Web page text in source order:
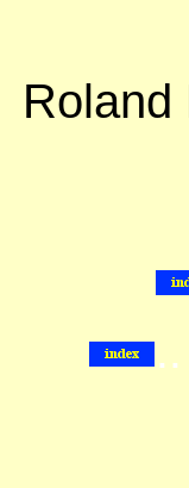
Roland
..